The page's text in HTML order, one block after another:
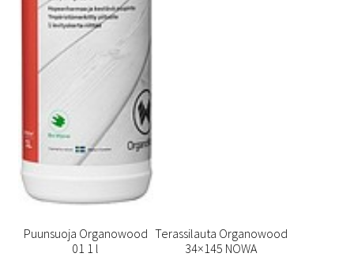
Puunsuoja Organowood
01 1 l
Terassilauta Organowood
34×145 NOWA